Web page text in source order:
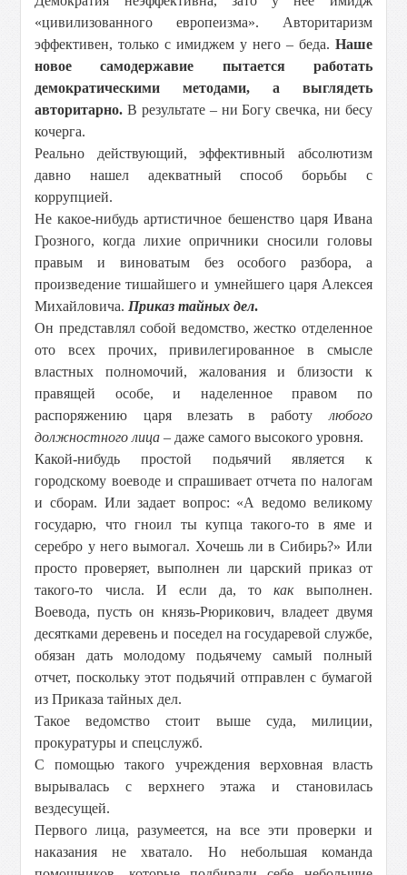
«цивилизованного европеизма». Авторитаризм
эффективен, только с имиджем у него – беда. Наше
новое самодержавие пытается работать
демократическими методами, а выглядеть
авторитарно. В результате – ни Богу свечка, ни бесу
кочерга.
Реально действующий, эффективный абсолютизм
давно нашел адекватный способ борьбы с
коррупцией.
Не какое-нибудь артистичное бешенство царя Ивана
Грозного, когда лихие опричники сносили головы
правым и виноватым без особого разбора, а
произведение тишайшего и умнейшего царя Алексея
Михайловича. Приказ тайных дел.
Он представлял собой ведомство, жестко отделенное
ото всех прочих, привилегированное в смысле
властных полномочий, жалования и близости к
правящей особе, и наделенное правом по
распоряжению царя влезать в работу любого
должностного лица – даже самого высокого уровня.
Какой-нибудь простой подьячий является к
городскому воеводе и спрашивает отчета по налогам
и сборам. Или задает вопрос: «А ведомо великому
государю, что гноил ты купца такого-то в яме и
серебро у него вымогал. Хочешь ли в Сибирь?» Или
просто проверяет, выполнен ли царский приказ от
такого-то числа. И если да, токаквыполнен.
Воевода, пусть он князь-Рюрикович, владеет двумя
десятками деревень и поседел на государевой службе,
обязан дать молодому подьячему самый полный
отчет, поскольку этот подьячий отправлен с бумагой
из Приказа тайных дел.
Такое ведомство стоит выше суда, милиции,
прокуратуры и спецслужб.
С помощью такого учреждения верховная власть
вырывалась с верхнего этажа и становилась
вездесущей.
Первого лица, разумеется, на все эти проверки и
наказания не хватало. Но небольшая команда